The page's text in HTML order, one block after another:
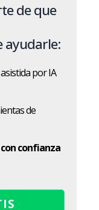
de que
ayudarle:
por IA
de
con confianza